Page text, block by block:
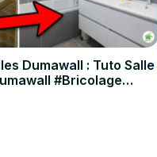
sur le jardinage, le
Dumawall : Tuto Salle
#Bricolage